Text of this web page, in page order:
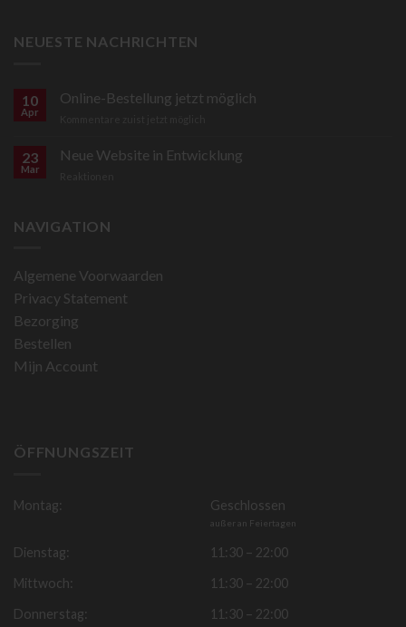
NEUESTE NACHRICHTEN
10
Apr
Online-Bestellung jetzt möglich
23
Mar
Neue Website in Entwicklung
NAVIGATION
Algemene Voorwaarden
Privacy Statement
Bezorging
Bestellen
Mijn Account
ÖFFNUNGSZEIT
Montag: Geschlossen
außer an Feiertagen
Dienstag:
11:30 – 22:00
Mittwoch:
11:30 – 22:00
Donnerstag:
11:30 – 22:00